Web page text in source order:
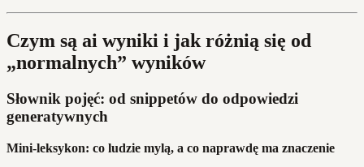
Czym są ai wyniki i jak różnią się od
„normalnych” wyników
Słownik pojęć: od snippetów do odpowiedzi
generatywnych
Mini-leksykon: co ludzie mylą, a co naprawdę ma znaczenie